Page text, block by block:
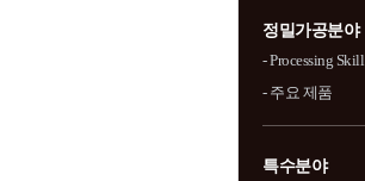
정밀가공분야
- Processing Skill
- 주요 제품
특수분야